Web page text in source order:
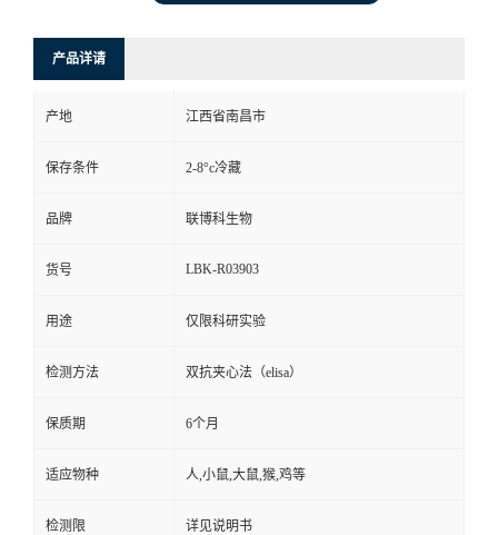
产品详请
产地 江西省南昌市
保存条件 2-8°c冷藏
品牌 联博科生物
货号 LBK-R03903
用途 仅限科研实验
检测方法 双抗夹心法（elisa）
保质期 6个月
适应物种 人,小鼠,大鼠,猴,鸡等
检测限 详见说明书